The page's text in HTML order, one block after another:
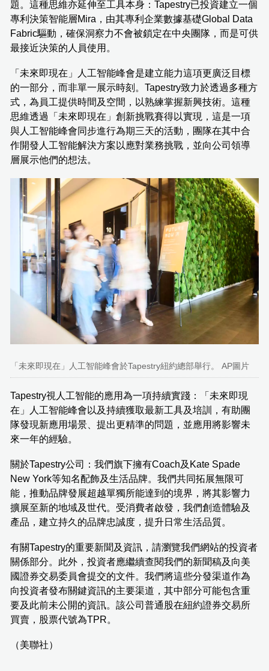
題。這種思維亦延伸至工具本身：Tapestry已投資建立一個
專利決策智能層Mira，由其專利企業數據基礎Global Data
Fabric驅動，確保洞察力不會被鎖定在中央團隊，而是可供
最接近決策的人員使用。
「未來即現在」人工智能峰會是建立能力這項更廣泛目標
的一部分，而非單一展示時刻。Tapestry致力於透過多種方
式，為員工提供時間及空間，以熟練掌握新興技術。這種
思維透過「未來即現在」創新挑戰賽得以實現，這是一項
與人工智能峰會同步進行為期三天的活動，團隊在其中合
作開發人工智能解決方案以應對業務挑戰，並向公司領導
層展示他們的想法。
「未來即現在」人工智能峰會於Tapestry紐約總部舉行。 AP圖片
Tapestry視人工智能的應用為一項持續實踐：「未來即現
在」人工智能峰會以及持續獲取最新工具及培訓，有助團
隊發現新應用場景、提出更精準的問題，並應用將影響未
來一年的經驗。
關於Tapestry公司：我們旗下擁有Coach及Kate Spade
New York等知名配飾及生活品牌。我們共同拓展無限可
能，推動品牌發展超越單獨所能達到的境界，將其影響力
擴展至新的地域及世代。受消費者啟發，我們創造體驗及
產品，建立持久的品牌忠誠度，提升日常生活品質。
有關Tapestry的重要新聞及資訊，請瀏覽我們網站的投資者
關係部分。此外，投資者應繼續查閱我們的新聞稿及向美
國證券交易委員會提交的文件。我們將這些分發渠道作為
向投資者發布關鍵資訊的主要渠道，其中部分可能包含重
要及此前未公開的資訊。該公司普通股在紐約證券交易所
買賣，股票代號為TPR。
（美聯社）